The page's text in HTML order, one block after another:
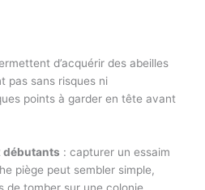
d’acquérir des abeilles
pas sans risques ni
points à garder en tête avant
débutants : capturer un essaim
piège peut sembler simple,